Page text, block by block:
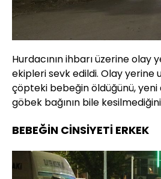
Hurdacının ihbarı üzerine olay
ekipleri sevk edildi. Olay yerine
çöpteki bebeğin öldüğünü,
göbek bağının bile
BEBEĞİN CİNSİYETİ ERKEK